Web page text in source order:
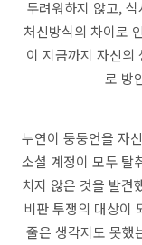
두려워하지 않고,
처신방식의 차이로
이 지금까지 자신의
로 방
누연이 둥둥언을 자
소셜 계정이 모두 탈
치지 않은 것을 발견
비판 투쟁의 대상이
줄은 생각지도 못했